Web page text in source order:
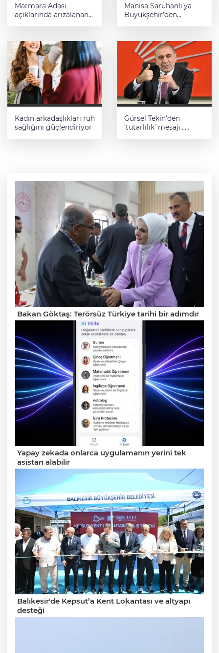
Marmara Adası
açıklarında arızalanan
Manisa Saruhanlı’ya
Büyükşehir’den
Kadın arkadaşlıkları ruh
sağlığını güçlendiriyor
Gürsel Tekin’den
'tutarlılık' mesajı...
Bakan Göktaş: Terörsüz Türkiye tarihi bir adımdır
Yapay zekada onlarca uygulamanın yerini tek
asistan alabilir
Balıkesir'de Kepsut’a Kent Lokantası ve altyapı
desteği